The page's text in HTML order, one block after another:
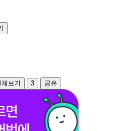
체보기 3 공유